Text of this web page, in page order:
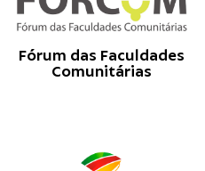
Fórum das Faculdades
Comunitárias